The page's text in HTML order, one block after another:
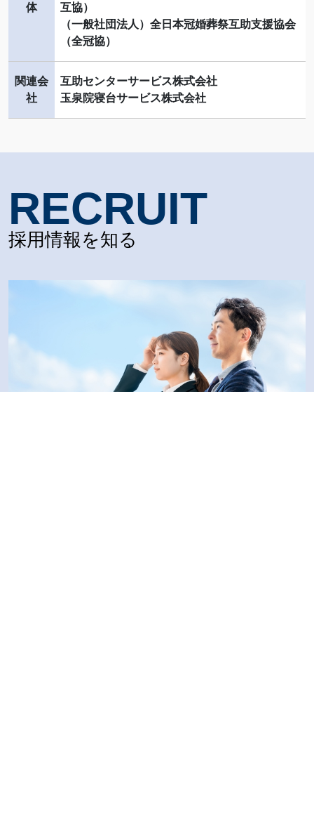
体
互協）
（一般社団法人）全日本冠婚葬祭互助支援協会
（全冠協）
関連会
社
互助センターサービス株式会社
玉泉院寝台サービス株式会社
RECRUIT
採用情報を知る